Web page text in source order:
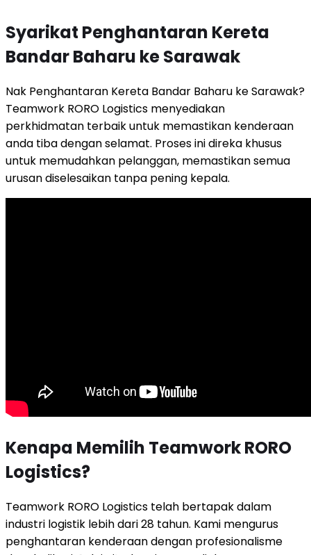
Syarikat Penghantaran Kereta
Bandar Baharu ke Sarawak
Nak Penghantaran Kereta Bandar Baharu ke Sarawak?
Teamwork RORO Logistics menyediakan
perkhidmatan terbaik untuk memastikan kenderaan
anda tiba dengan selamat. Proses ini direka khusus
untuk memudahkan pelanggan, memastikan semua
urusan diselesaikan tanpa pening kepala.
Kenapa Memilih Teamwork RORO
Logistics?
Teamwork RORO Logistics telah bertapak dalam
industri logistik lebih dari 28 tahun. Kami mengurus
penghantaran kenderaan dengan profesionalisme